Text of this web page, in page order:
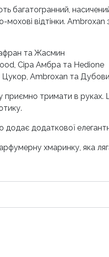
мохові відтінки.
та Жасмин
Сіра Амбра та Hedione
Ambroxan та
тримати в руках.
додаткової
хмаринку, яка